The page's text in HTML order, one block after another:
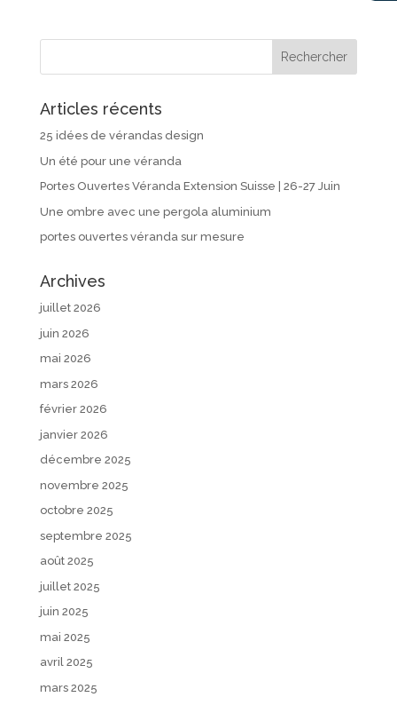
Articles récents
25 idées de vérandas design
Un été pour une véranda
Portes Ouvertes Véranda Extension Suisse | 26-27 Juin
Une ombre avec une pergola aluminium
portes ouvertes véranda sur mesure
Archives
juillet 2026
juin 2026
mai 2026
mars 2026
février 2026
janvier 2026
décembre 2025
novembre 2025
octobre 2025
septembre 2025
août 2025
juillet 2025
juin 2025
mai 2025
avril 2025
mars 2025